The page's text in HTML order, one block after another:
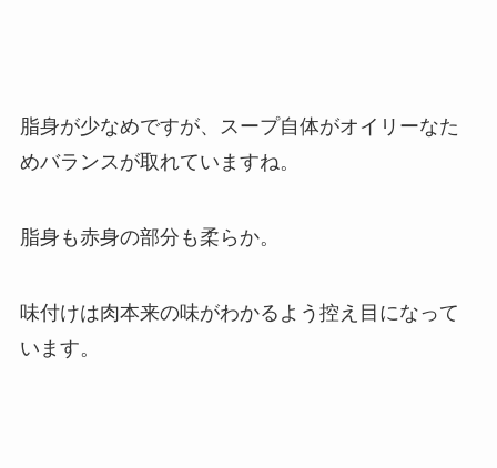
脂身が少なめですが、スープ自体がオイリーなた
めバランスが取れていますね。
脂身も赤身の部分も柔らか。
味付けは肉本来の味がわかるよう控え目になって
います。